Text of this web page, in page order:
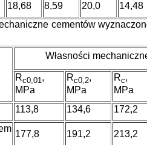
18,68 8,59 20,0
14,48
cementów
Własności
Rc0,01,
MPa
Rc0,2,
MPa
Rc,
MPa
113,8 134,6
172,2
177,8 191,2 213,2